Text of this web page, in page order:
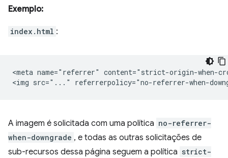
Exemplo:
index.html :
<meta name="referrer" content="strict-origin-when-
A imagem é solicitada com uma política no-referrer-
when-downgrade , e todas as outras solicitações de
sub-recursos dessa página seguem a política strict-